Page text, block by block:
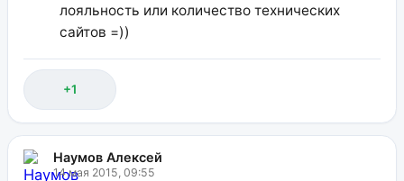
лояльность или количество технических
сайтов =))
+1
Наумов Алексей
14 мая 2015, 09:55